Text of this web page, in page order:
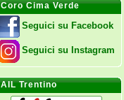
Coro Cima Verde
Seguici su Facebook
Seguici su Instagram
AIL Trentino